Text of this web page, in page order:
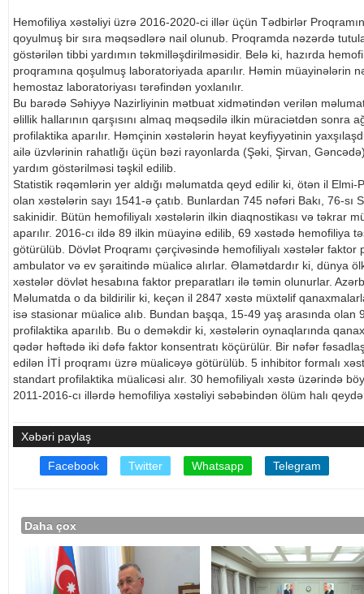
Hemofiliya xəstəliyi üzrə 2016-2020-ci illər üçün Tədbirlər
qoyulmuş bir sıra məqsədlərə nail olunub. Proqramda nəzərdə
göstərilən tibbi yardımın təkmilləşdirilməsidir. Belə ki, hazırda
proqramına qoşulmuş laboratoriyada aparılır. Həmin müayinələrin
hemostaz laboratoriyası tərəfindən yoxlanılır.
Bu barədə Səhiyyə Nazirliyinin mətbuat xidmətindən verilən
əlillik hallarının qarşısını almaq məqsədilə ilkin müraciətdən sonra
profilaktika aparılır. Həmçinin xəstələrin həyat keyfiyyətinin
ailə üzvlərinin rahatlığı üçün bəzi rayonlarda (Şəki, Şirvan,
yardım göstərilməsi təşkil edilib.
Statistik rəqəmlərin yer aldığı məlumatda qeyd edilir ki, ötən il
olan xəstələrin sayı 1541-ə çatıb. Bunlardan 745 nəfəri Bakı, 76-sı
sakinidir. Bütün hemofiliyalı xəstələrin ilkin diaqnostikası və təkrar
aparılır. 2016-cı ildə 89 ilkin müayinə edilib, 69 xəstədə hemofiliya
götürülüb. Dövlət Proqramı çərçivəsində hemofiliyalı xəstələr
ambulator və ev şəraitində müalicə alırlar. Əlamətdardır ki, dünya
xəstələr dövlət hesabına faktor preparatları ilə təmin olunurlar.
Məlumatda o da bildirilir ki, keçən il 2847 xəstə müxtəlif
isə stasionar müalicə alıb. Bundan başqa, 15-49 yaş arasında olan
profilaktika aparılıb. Bu o deməkdir ki, xəstələrin oynaqlarında
qədər həftədə iki dəfə faktor konsentratı köçürülür. Bir nəfər
edilən İTİ proqramı üzrə müalicəyə götürülüb. 5 inhibitor formalı
standart profilaktika müalicəsi alır. 30 hemofiliyalı xəstə üzərində
2011-2016-cı illərdə hemofiliya xəstəliyi səbəbindən ölüm halı qeydə
Xəbəri paylaş
Facebook Twitter Whatsapp Telegram
Daha çox